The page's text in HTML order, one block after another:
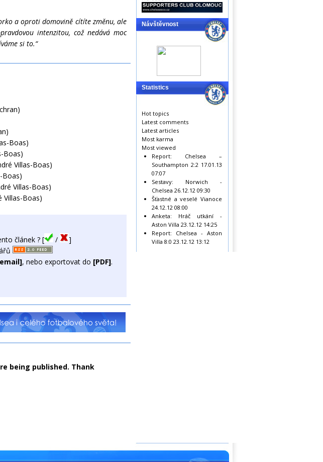
a oproti domovině cítíte změnu, ale
intenzitou, což nedává moc
si to.“
Boas)
Boas)
Villas-Boas)
Boas)
Villas-Boas)
Villas-Boas)
článek ? [ /
]
, nebo exportovat do [PDF].
being published. Thank
Návštěvnost
Statistics
Hot topics
Latest comments
Latest articles
Most karma
Most viewed
Report: Chelsea –
Southampton 2:2 17.01.13
07:07
Sestavy: Norwich -
Chelsea 26.12.12 09:30
Šťastné a veselé Vianoce
24.12.12 08:00
Anketa: Hráč utkání -
Aston Villa 23.12.12 14:25
Report: Chelsea - Aston
Villa 8:0 23.12.12 13:12